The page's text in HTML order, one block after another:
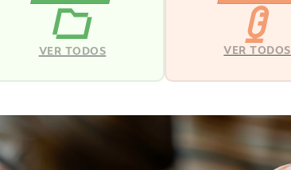
VER TODOS VER TODOS